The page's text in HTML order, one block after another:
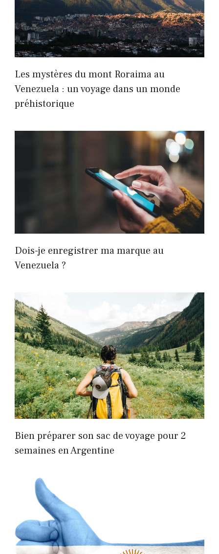
Les mystères du mont Roraima au
Venezuela : un voyage dans un monde
préhistorique
Dois-je enregistrer ma marque au
Venezuela ?
Bien préparer son sac de voyage pour 2
semaines en Argentine